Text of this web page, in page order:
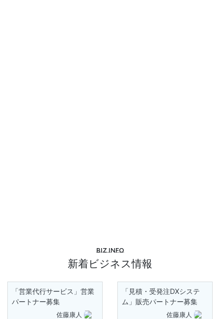
Biz info
新着ビジネス情報
「営業代行サービス」営業
パートナー募集
佐藤康人
「見積・受発注DXシステ
ム」販売パートナー募集
佐藤康人